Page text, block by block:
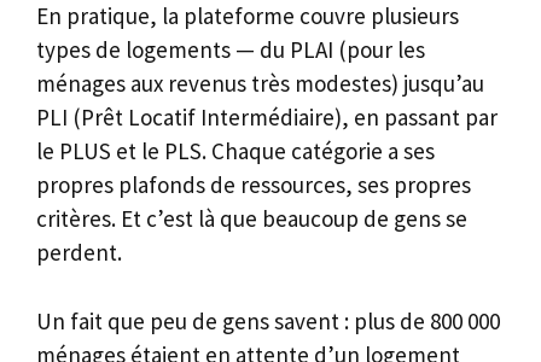
En pratique, la plateforme couvre plusieurs
types de logements — du PLAI (pour les
ménages aux revenus très modestes) jusqu’au
PLI (Prêt Locatif Intermédiaire), en passant par
le PLUS et le PLS. Chaque catégorie a ses
propres plafonds de ressources, ses propres
critères. Et c’est là que beaucoup de gens se
perdent.
Un fait que peu de gens savent : plus de 800 000
ménages étaient en attente d’un logement